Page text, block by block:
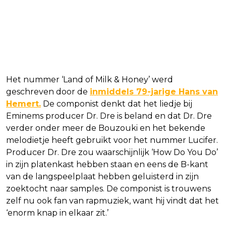
Het nummer ‘Land of Milk & Honey’ werd
geschreven door de inmiddels 79-jarige Hans van
Hemert. De componist denkt dat het liedje bij
Eminems producer Dr. Dre is beland en dat Dr. Dre
verder onder meer de Bouzouki en het bekende
melodietje heeft gebruikt voor het nummer Lucifer.
Producer Dr. Dre zou waarschijnlijk ‘How Do You Do’
in zijn platenkast hebben staan en eens de B-kant
van de langspeelplaat hebben geluisterd in zijn
zoektocht naar samples. De componist is trouwens
zelf nu ook fan van rapmuziek, want hij vindt dat het
‘enorm knap in elkaar zit.’